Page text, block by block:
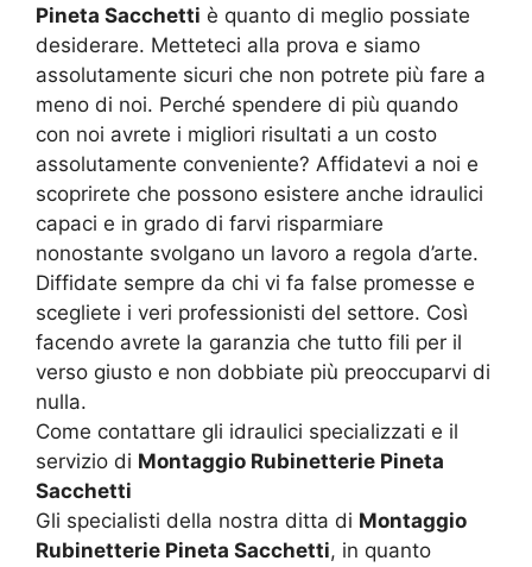
Pineta Sacchetti è quanto di meglio possiate
desiderare. Metteteci alla prova e siamo
assolutamente sicuri che non potrete più fare a
meno di noi. Perché spendere di più quando
con noi avrete i migliori risultati a un costo
assolutamente conveniente? Affidatevi a noi e
scoprirete che possono esistere anche idraulici
capaci e in grado di farvi risparmiare
nonostante svolgano un lavoro a regola d’arte.
Diffidate sempre da chi vi fa false promesse e
scegliete i veri professionisti del settore. Così
facendo avrete la garanzia che tutto fili per il
verso giusto e non dobbiate più preoccuparvi di
nulla.
Come contattare gli idraulici specializzati e il
servizio di Montaggio Rubinetterie Pineta
Sacchetti
Gli specialisti della nostra ditta di Montaggio
Rubinetterie Pineta Sacchetti, in quanto